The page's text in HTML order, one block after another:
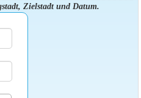
Zielstadt und Datum.